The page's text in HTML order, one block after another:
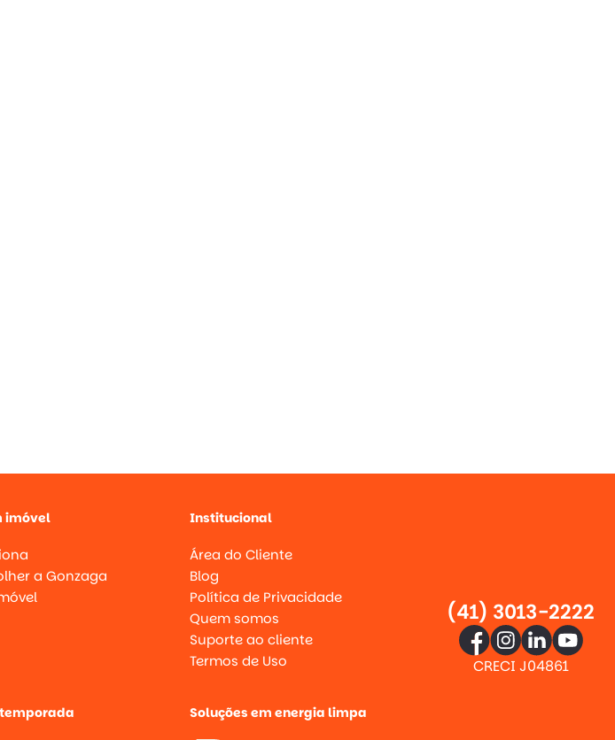
imóvel
a Gonzaga
Institucional
Área do Cliente
Blog
Política de Privacidade
Quem somos
Suporte ao cliente
Termos de Uso
Soluções em energia limpa
(41) 3013-2222
CRECI J04861